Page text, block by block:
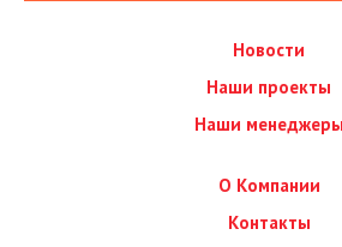
Новости
Наши проекты
Наши менеджеры
О Компании
Контакты